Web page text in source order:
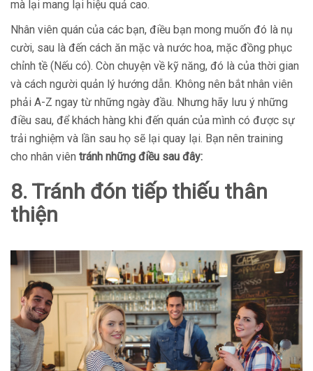
mà lại mang lại hiệu quả cao.
Nhân viên quán của các bạn, điều bạn mong muốn đó là nụ
cười, sau là đến cách ăn mặc và nước hoa, mặc đồng phục
chỉnh tề (Nếu có). Còn chuyện về kỹ năng, đó là của thời gian
và cách người quản lý hướng dẫn. Không nên bắt nhân viên
phải A-Z ngay từ những ngày đầu. Nhưng hãy lưu ý những
điều sau, để khách hàng khi đến quán của mình có được sự
trải nghiệm và lần sau họ sẽ lại quay lại. Bạn nên training
cho nhân viên tránh những điều sau đây:
8. Tránh đón tiếp thiếu thân
thiện